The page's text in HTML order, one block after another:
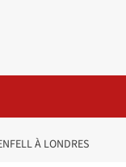
À LONDRES